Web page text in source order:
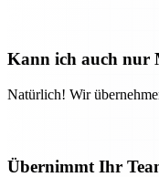
Kann ich auch nur
Natürlich! Wir
Übernimmt Ihr